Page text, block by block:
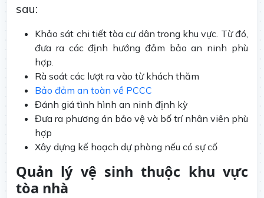
sau:
Khảo sát chi tiết tòa cư dân trong khu vực. Từ đó,
đưa ra các định hướng đảm bảo an ninh phù
hợp.
Rà soát các lượt ra vào từ khách thăm
Bảo đảm an toàn về PCCC
Đánh giá tình hình an ninh định kỳ
Đưa ra phương án bảo vệ và bố trí nhân viên phù
hợp
Xây dựng kế hoạch dự phòng nếu có sự cố
Quản lý vệ sinh thuộc khu vực
tòa nhà